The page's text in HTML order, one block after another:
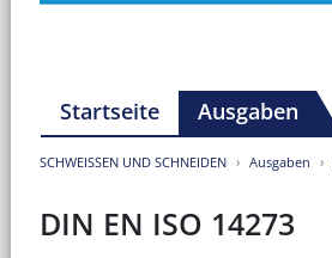
Startseite Ausgaben
SCHWEISSEN UND SCHNEIDEN Ausgaben
DIN EN ISO 14273